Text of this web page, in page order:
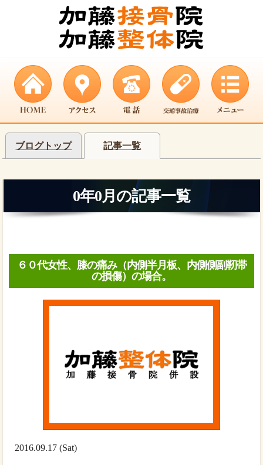
ブログトップ 記事一覧
0年0月の記事一覧
６０代女性、膝の痛み（内側半月板、内側側副靭帯
の損傷）の場合。
2016.09.17 (Sat)